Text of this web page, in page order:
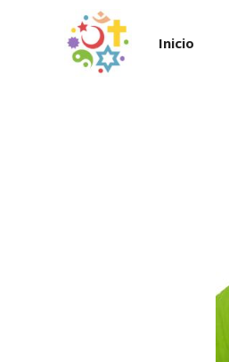
Inicio